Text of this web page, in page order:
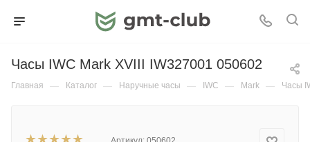
Часы IWC Mark XVIII IW327001 050602
Главная — Каталог — Наручные часы — IWC — Mark — Часы